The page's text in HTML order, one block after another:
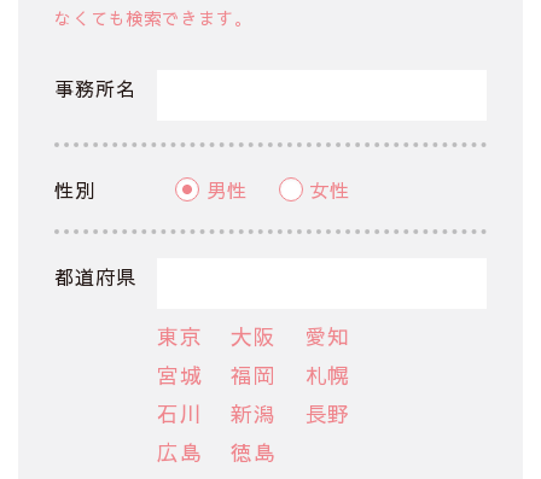
なくても検索できます。
事務所名
性別 男性 女性
都道府県
東京 大阪
愛知
宮城
福岡
札幌
石川
新潟
長野
広島
徳島